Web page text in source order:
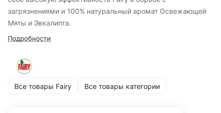
загрязнениями и 100% натуральный аромат Освежающей
Мяты и Эвкалипта.
Подробности
Все товары Fairy Все товары категории